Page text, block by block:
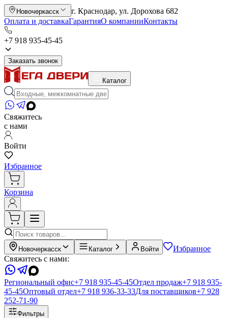
Новочеркасск
г. Краснодар, ул. Дорохова 682
Оплата и доставкаГарантияО компанииКонтакты
+7 918 935-45-45
Заказать звонок
Каталог
Свяжитесь
с нами
Войти
Избранное
Корзина
Новочеркасск Каталог Войти
Избранное
Свяжитесь с нами:
Региональный офис+7 918 935-45-45Отдел продаж+7 918 935-
45-45Оптовый отдел+7 918 936-33-33Для поставщиков+7 928
252-71-90
Фильтры